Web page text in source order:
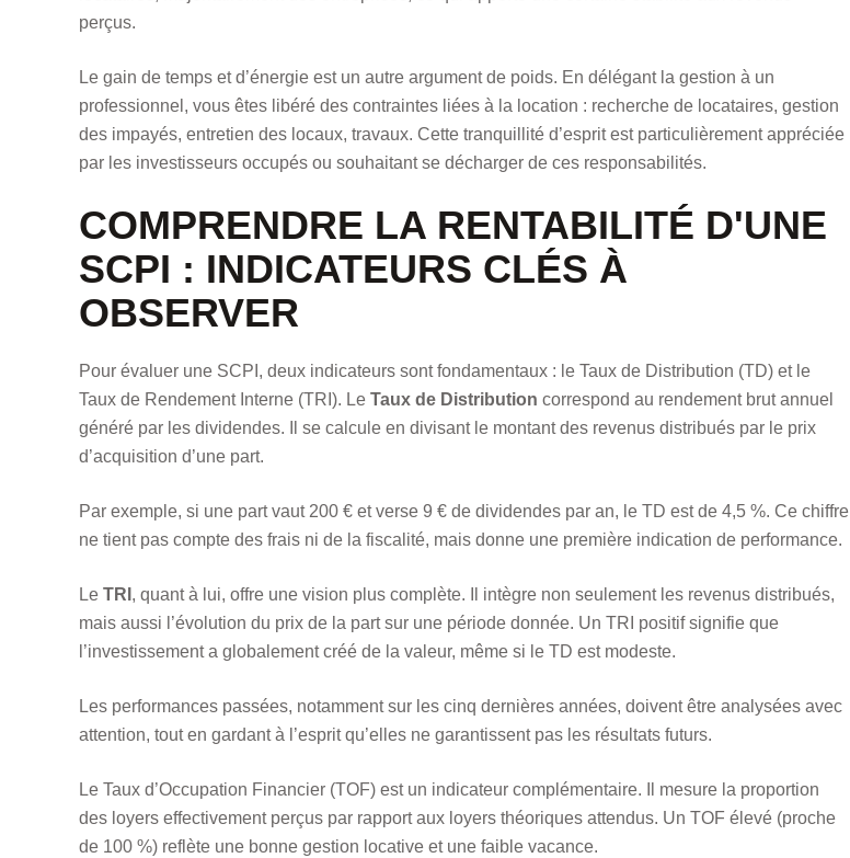
perçus.
Le gain de temps et d’énergie est un autre argument de poids. En délégant la gestion à un
professionnel, vous êtes libéré des contraintes liées à la location : recherche de locataires, gestion
des impayés, entretien des locaux, travaux. Cette tranquillité d’esprit est particulièrement appréciée
par les investisseurs occupés ou souhaitant se décharger de ces responsabilités.
COMPRENDRE LA RENTABILITÉ D'UNE
SCPI : INDICATEURS CLÉS À
OBSERVER
Pour évaluer une SCPI, deux indicateurs sont fondamentaux : le Taux de Distribution (TD) et le
Taux de Rendement Interne (TRI). Le Taux de Distribution correspond au rendement brut annuel
généré par les dividendes. Il se calcule en divisant le montant des revenus distribués par le prix
d’acquisition d’une part.
Par exemple, si une part vaut 200 € et verse 9 € de dividendes par an, le TD est de 4,5 %. Ce chiffre
ne tient pas compte des frais ni de la fiscalité, mais donne une première indication de performance.
Le TRI , quant à lui, offre une vision plus complète. Il intègre non seulement les revenus distribués,
mais aussi l’évolution du prix de la part sur une période donnée. Un TRI positif signifie que
l’investissement a globalement créé de la valeur, même si le TD est modeste.
Les performances passées, notamment sur les cinq dernières années, doivent être analysées avec
attention, tout en gardant à l’esprit qu’elles ne garantissent pas les résultats futurs.
Le Taux d’Occupation Financier (TOF) est un indicateur complémentaire. Il mesure la proportion
des loyers effectivement perçus par rapport aux loyers théoriques attendus. Un TOF élevé (proche
de 100 %) reflète une bonne gestion locative et une faible vacance.